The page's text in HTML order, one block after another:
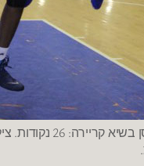
שון דאוסן בשיא